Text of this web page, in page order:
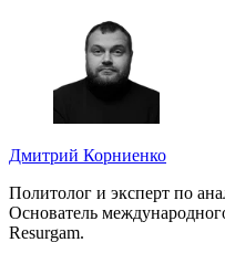
Дмитрий Корниенко
Политолог и эксперт по
Основатель
Resurgam.